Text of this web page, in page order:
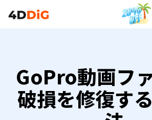
GoPro動画フ
破損を修復す